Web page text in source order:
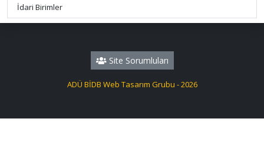
İdari Birimler
Site Sorumluları
ADÜ BİDB Web Tasarım Grubu - 2026